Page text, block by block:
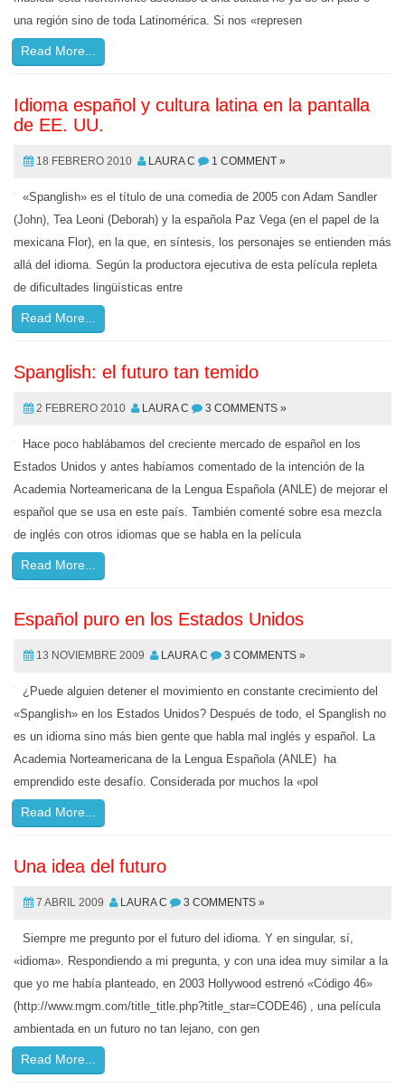
una región sino de toda Latinomérica. Si nos «represen
Read More...
Idioma español y cultura latina en la pantalla
de EE. UU.
18 FEBRERO 2010 LAURA C 1 COMMENT »
«Spanglish» es el título de una comedia de 2005 con Adam Sandler
(John), Tea Leoni (Deborah) y la española Paz Vega (en el papel de la
mexicana Flor), en la que, en síntesis, los personajes se entienden más
allá del idioma. Según la productora ejecutiva de esta película repleta
de dificultades lingüísticas entre
Read More...
Spanglish: el futuro tan temido
2 FEBRERO 2010 LAURA C 3 COMMENTS »
Hace poco hablábamos del creciente mercado de español en los
Estados Unidos y antes habíamos comentado de la intención de la
Academia Norteamericana de la Lengua Española (ANLE) de mejorar el
español que se usa en este país. También comenté sobre esa mezcla
de inglés con otros idiomas que se habla en la película
Read More...
Español puro en los Estados Unidos
13 NOVIEMBRE 2009 LAURA C 3 COMMENTS »
¿Puede alguien detener el movimiento en constante crecimiento del
«Spanglish» en los Estados Unidos? Después de todo, el Spanglish no
es un idioma sino más bien gente que habla mal inglés y español. La
Academia Norteamericana de la Lengua Española (ANLE) ha
emprendido este desafío. Considerada por muchos la «pol
Read More...
Una idea del futuro
7 ABRIL 2009 LAURA C 3 COMMENTS »
Siempre me pregunto por el futuro del idioma. Y en singular, sí,
«idioma». Respondiendo a mi pregunta, y con una idea muy similar a la
que yo me había planteado, en 2003 Hollywood estrenó «Código 46»
(http://www.mgm.com/title_title.php?title_star=CODE46) , una película
ambientada en un futuro no tan lejano, con gen
Read More...